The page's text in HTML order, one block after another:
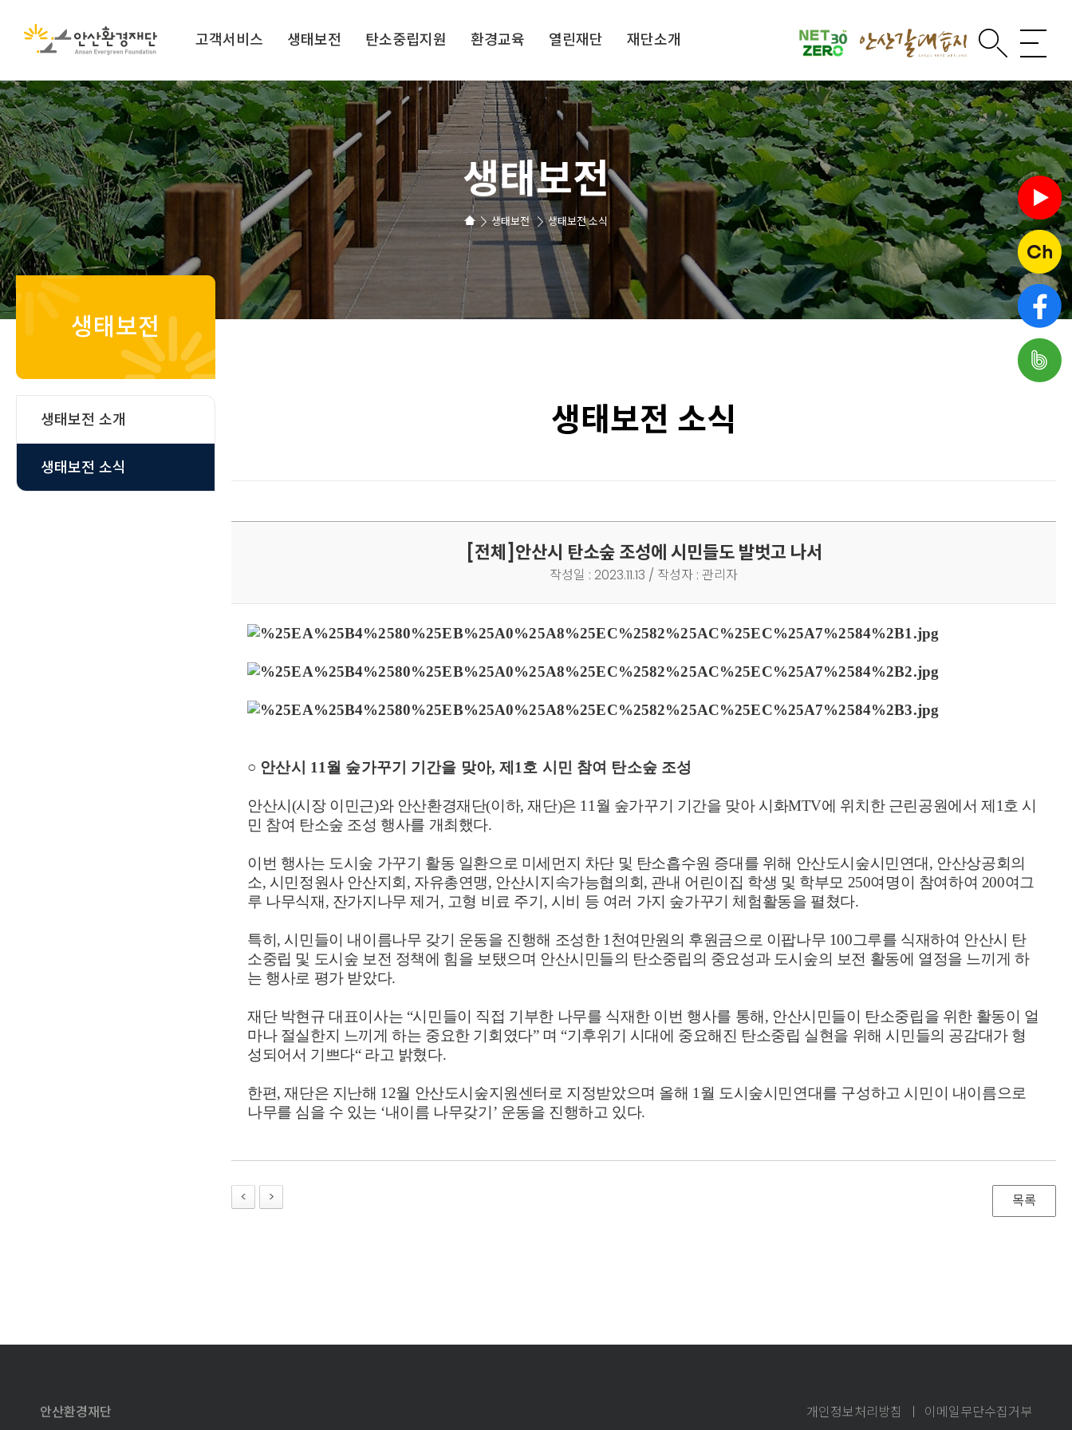
고객서비스 생태보전 탄소중립지원 환경교육 열린재단 재단소개
생태보전
생태보전 생태보전 소식
생태보전
생태보전 소개
생태보전 소식
생태보전 소식
[전체] 안산시 탄소숲 조성에 시민들도 발벗고 나서
작성일 : 2023.11.13 / 작성자 : 관리자
○ 안산시 11월 숲가꾸기 기간을 맞아,제 1 호 시민 참여 탄소숲 조성
안산시 (시장 이민근)와 안산환경재단(이하,재단)은 11 월 숲가꾸기 기간을 맞아 시화MTV에 위치한 근린공원에서 제 1 호 시
민 참여 탄소숲 조성 행사를 개최했다.
이번 행사는 도시숲 가꾸기 활동 일환으로 미세먼지 차단 및 탄소흡수원 증대를 위해 안산도시숲시민연대 , 안산상공회의
소, 시민정원사 안산지회 , 자유총연맹, 안산시지속가능협의회 , 관내 어린이집 학생 및 학부모 250여명이 참여하여 200여그
루 나무식재 , 잔가지나무 제거 , 고형 비료 주기 , 시비 등 여러 가지 숲가꾸기 체험활동을 펼쳤다.
특히 , 시민들이 내이름나무 갖기 운동을 진행해 조성한 1 천여만원의 후원금으로 이팝나무 100그루를 식재하여 안산시 탄
소중립 및 도시숲 보전 정책에 힘을 보탰으며 안산시민들의 탄소중립의 중요성과 도시숲의 보전 활동에 열정을 느끼게 하
는 행사로 평가 받았다.
재단 박현규 대표이사는 “시민들이 직접 기부한 나무를 식재한 이번 행사를 통해 , 안산시민들이 탄소중립을 위한 활동이 얼
마나 절실한지 느끼게 하는 중요한 기회였다” 며 “기후위기 시대에 중요해진 탄소중립 실현을 위해 시민들의 공감대가 형
성되어서 기쁘다“ 라고 밝혔다.
한편,재단은 지난해 12월 안산도시숲지원센터로 지정받았으며 올해 1 월 도시숲시민연대를 구성하고 시민이 내이름으로
나무를 심을 수 있는 ‘내이름 나무갖기 ’ 운동을 진행하고 있다.
안산환경재단 개인정보처리방침 이메일무단수집거부